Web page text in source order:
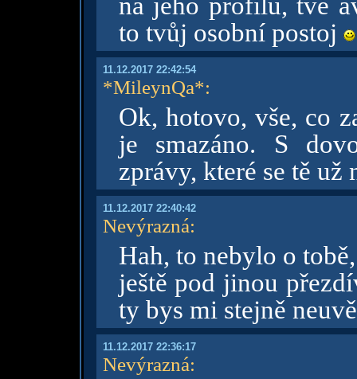
to tvůj osobní postoj
11.12.2017 22:42:54
*MileynQa*:
Ok, hotovo, vše, co
je smazáno. S
zprávy, které se tě už
11.12.2017 22:40:42
Nevýrazná:
Hah, to nebylo o
ještě pod jinou
ty bys mi stejně
11.12.2017 22:36:17
Nevýrazná: